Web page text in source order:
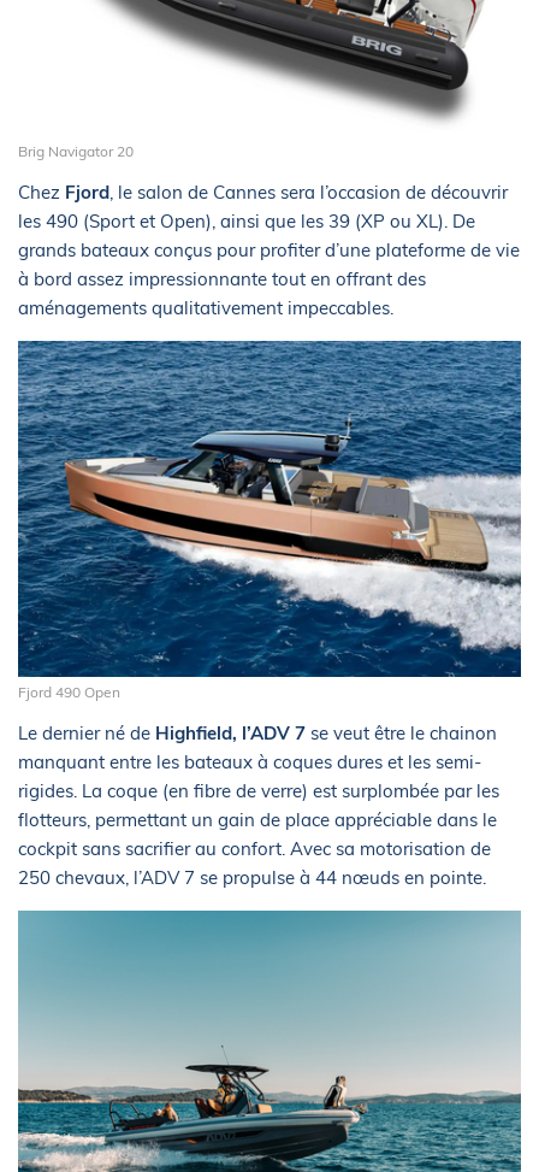
Brig Navigator 20
Chez Fjord, le salon de Cannes sera l’occasion de découvrir
les 490 (Sport et Open), ainsi que les 39 (XP ou XL). De
grands bateaux conçus pour profiter d’une plateforme de vie
à bord assez impressionnante tout en offrant des
aménagements qualitativement impeccables.
Fjord 490 Open
Le dernier né de Highfield, l’ADV 7 se veut être le chainon
manquant entre les bateaux à coques dures et les semi-
rigides. La coque (en fibre de verre) est surplombée par les
flotteurs, permettant un gain de place appréciable dans le
cockpit sans sacrifier au confort. Avec sa motorisation de
250 chevaux, l’ADV 7 se propulse à 44 nœuds en pointe.